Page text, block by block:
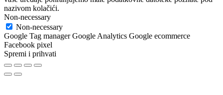
nazivom kolačići.
Non-necessary
Non-necessary
Google Tag manager Google Analytics Google ecommerce
Facebook pixel
Spremi i prihvati